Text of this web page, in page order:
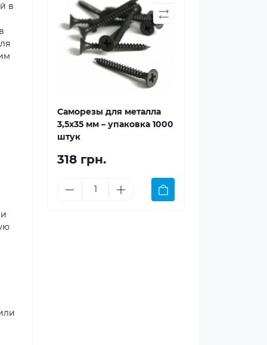
в
Саморезы для металла
3,5x35 мм – упаковка 1000
штук
318 грн.